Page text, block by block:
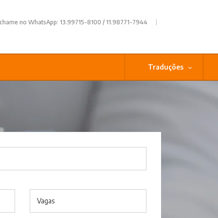
no WhatsApp: 13.99715-8100 / 11.98771-7944 |
Traduções
Vagas